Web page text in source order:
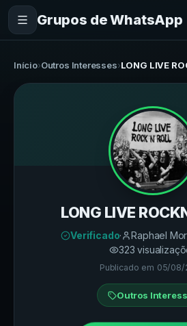
Grupos de WhatsApp
Início›Outros Interesses›LONG LIVE
LONG LIVE
Verificado· Raphael
323
Publicado em 05/08/
Outros